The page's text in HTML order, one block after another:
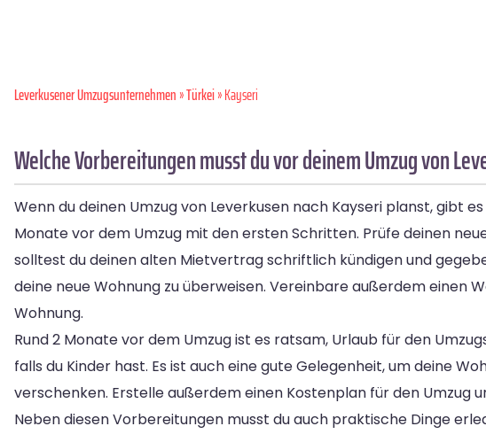
Leverkusener Umzugsunternehmen»Türkei» Kayseri
Welche Vorbereitungen musst du vor deinem Umzug von
Wenn du deinen Umzug von Leverkusen nach Kayseri planst, gibt
Monate vor dem Umzug mit den ersten Schritten. Prüfe deinen
solltest du deinen alten Mietvertrag schriftlich kündigen und
deine neue Wohnung zu überweisen. Vereinbare außerdem einen
Wohnung.
Rund 2 Monate vor dem Umzug ist es ratsam, Urlaub für den
falls du Kinder hast. Es ist auch eine gute Gelegenheit, um deine
verschenken. Erstelle außerdem einen Kostenplan für den Umzug
Neben diesen Vorbereitungen musst du auch praktische Dinge